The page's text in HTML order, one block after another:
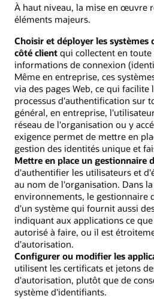
À haut niveau, la mise en œuvre
éléments majeurs.
Choisir et déployer les
côté client qui collectent en toute
informations de connexion
Même en entreprise, ces
via des pages Web, ce qui
processus d'authentification sur
général, en entreprise,
réseau de l'organisation ou y
exigence permet de mettre en
gestion des identités unique et
Mettre en place un gestionnaire
d'authentifier les utilisateurs et
au nom de l'organisation. Dans
environnements, le gestionnaire
d'un système qui fournit aussi
indiquant aux applications ce
autorisé à faire, ou il est
d'autorisation.
Configurer ou modifier les
utilisent les certificats et jetons
d'autorisation, plutôt que de
système d'identifiants.